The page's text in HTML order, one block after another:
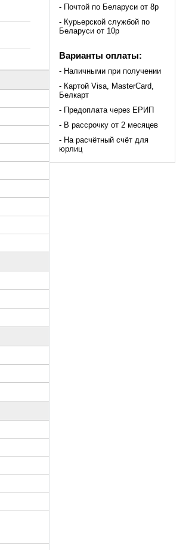
- Почтой по Беларуси от 8р
- Курьерской службой по
Беларуси от 10р
Варианты оплаты:
- Наличными при получении
- Картой Visa, MasterCard,
Белкарт
- Предоплата через ЕРИП
- В рассрочку от 2 месяцев
- На расчётный счёт для
юрлиц